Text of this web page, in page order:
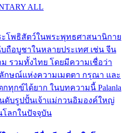
ALL
ะโพธิสัตว์ในพระพุทธศาสนานิกาย
ถือบูชาในหลายประเทศ เช่น จีน
รวมทั้งไทย โดยมีความเชื่อว่า
กษณ์แห่งความเมตตา กรุณา และ
ทุกข์ได้ยาก ในบทความนี้ Palanla
ดับรูปปั้นเจ้าแม่กวนอิมองค์ใหญ่
โลกในปัจจุบัน